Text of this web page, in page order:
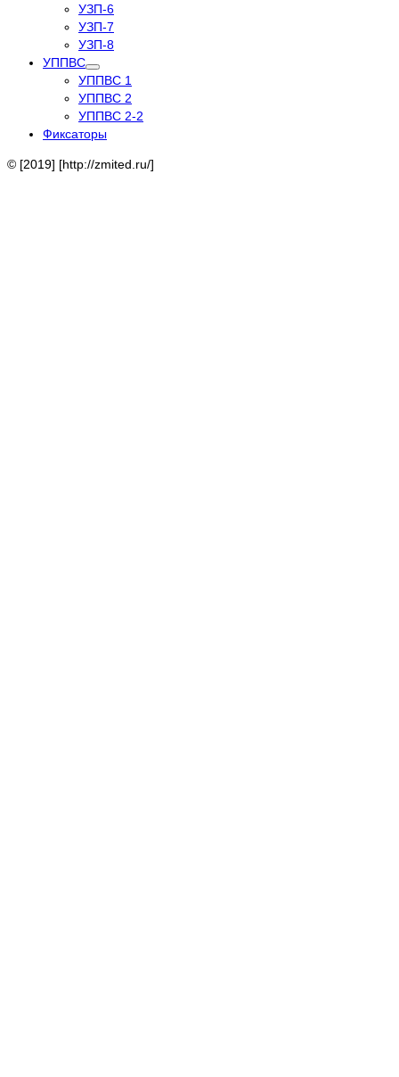
УЗП-6
УЗП-7
УЗП-8
УППВС
УППВС 1
УППВС 2
УППВС 2-2
Фиксаторы
© [2019] [http://zmited.ru/]